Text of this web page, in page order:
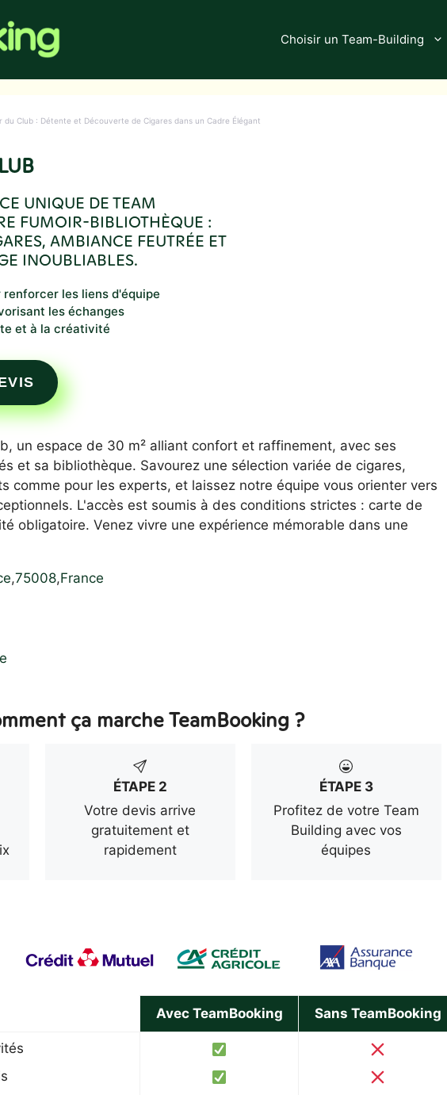
Choisir un Team-Building
du Club : Détente et Découverte de Cigares dans un Cadre Élégant
UNIQUE DE TEAM
FUMOIR-BIBLIOTHÈQUE :
AMBIANCE FEUTRÉE ET
INOUBLIABLES.
les liens d'équipe
les échanges
et à la créativité
un espace de 30 m² alliant confort et raffinement, avec ses
et sa bibliothèque. Savourez une sélection variée de cigares,
comme pour les experts, et laissez notre équipe vous orienter vers
L'accès est soumis à des conditions strictes : carte de
obligatoire. Venez vivre une expérience mémorable dans une
,75008,France
ça marche TeamBooking ?
ÉTAPE 2
Votre devis arrive
gratuitement et
rapidement
ÉTAPE 3
Profitez de votre Team
Building avec vos
équipes
Avec TeamBooking Sans TeamBooking